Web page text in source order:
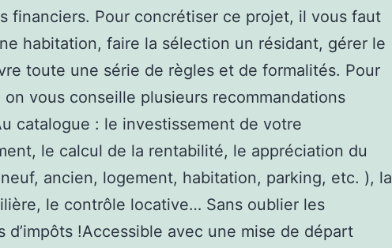
financiers. Pour concrétiser ce projet, il vous faut
habitation, faire la sélection un résidant, gérer le
toute une série de règles et de formalités. Pour
on vous conseille plusieurs recommandations
catalogue : le investissement de votre
le calcul de la rentabilité, le appréciation du
ancien, logement, habitation, parking, etc. ), la
le contrôle locative… Sans oublier les
d’impôts !Accessible avec une mise de départ